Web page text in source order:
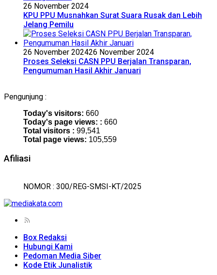
26 November 2024
KPU PPU Musnahkan Surat Suara Rusak dan Lebih
Jelang Pemilu
26 November 202426 November 2024
Proses Seleksi CASN PPU Berjalan Transparan,
Pengumuman Hasil Akhir Januari
Pengunjung :
Today's visitors: 660
Today's page views: : 660
Total visitors : 99,541
Total page views: 105,559
Afiliasi
NOMOR : 300/REG-SMSI-KT/2025
Box Redaksi
Hubungi Kami
Pedoman Media Siber
Kode Etik Junalistik